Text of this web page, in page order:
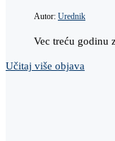
Autor: Urednik
Vec treću godinu
Učitaj više objava